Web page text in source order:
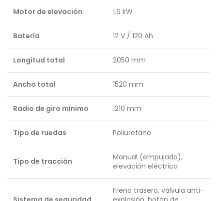
Motor de elevación 1.6 kW
Batería 12 V / 120 Ah
Longitud total 2050 mm
Ancho total 1520 mm
Radio de giro mínimo 1210 mm
Tipo de ruedas Poliuretano
Tipo de tracción
Manual (empujado),
elevación eléctrica
Freno trasero, válvula anti-